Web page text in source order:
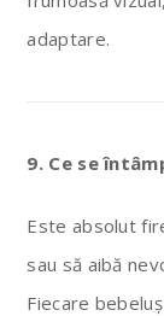
adaptare.
9. Ce se
Este absolut
sau să aibă
Fiecare